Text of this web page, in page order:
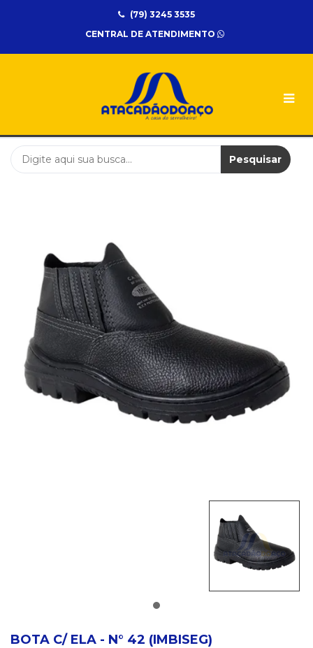
(79) 3245 3535
CENTRAL DE ATENDIMENTO
EPI
FERRAMENTA
Pesquisar
BOTA C/ ELA - N° 42 (IMBISEG)